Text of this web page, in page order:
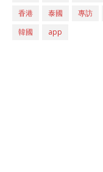
香港
泰國 專訪
韓國
app